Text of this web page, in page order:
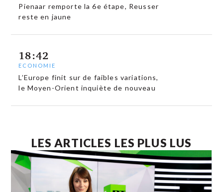
Pienaar remporte la 6e étape, Reusser
reste en jaune
18:42
ECONOMIE
L’Europe finit sur de faibles variations,
le Moyen-Orient inquiète de nouveau
LES ARTICLES LES PLUS LUS